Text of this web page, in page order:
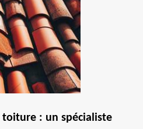
toiture : un spécialiste